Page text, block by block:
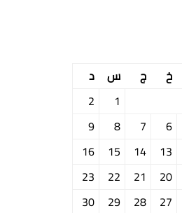
خ ج س
د
1
2
6
7
8
9
13
14
15
16
20
21
22
23
27
28
29
30